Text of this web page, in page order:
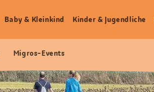
Baby & Kleinkind Kinder & Jugendliche
Migros-Events